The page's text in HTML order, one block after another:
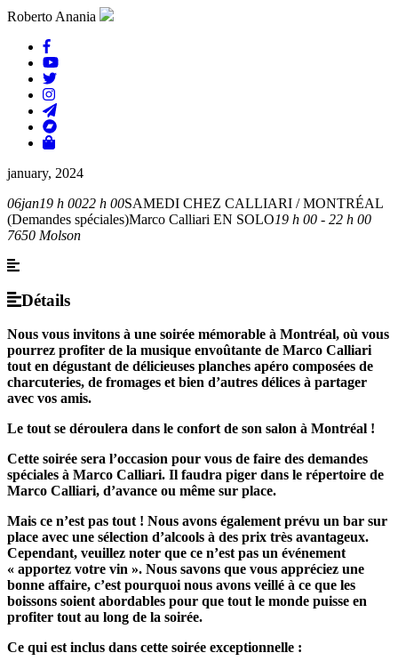
Roberto Anania
january, 2024
06jan19 h 0022 h 00SAMEDI CHEZ CALLIARI / MONTRÉAL
(Demandes spéciales)Marco Calliari EN SOLO19 h 00 - 22 h 00
7650 Molson
Détails
Nous vous invitons à une soirée mémorable à Montréal, où vous
pourrez profiter de la musique envoûtante de Marco Calliari
tout en dégustant de délicieuses planches apéro composées de
charcuteries, de fromages et bien d’autres délices à partager
avec vos amis.
Le tout se déroulera dans le confort de son salon à Montréal !
Cette soirée sera l’occasion pour vous de faire des demandes
spéciales à Marco Calliari. Il faudra piger dans le répertoire de
Marco Calliari, d’avance ou même sur place.
Mais ce n’est pas tout ! Nous avons également prévu un bar sur
place avec une sélection d’alcools à des prix très avantageux.
Cependant, veuillez noter que ce n’est pas un événement
« apportez votre vin ». Nous savons que vous appréciez une
bonne affaire, c’est pourquoi nous avons veillé à ce que les
boissons soient abordables pour que tout le monde puisse en
profiter tout au long de la soirée.
Ce qui est inclus dans cette soirée exceptionnelle :